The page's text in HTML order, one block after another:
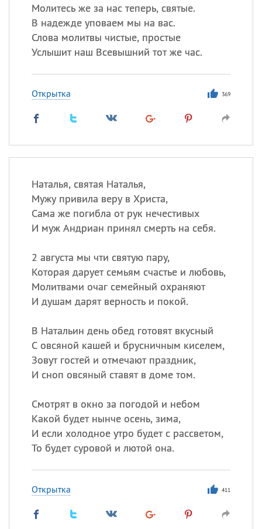
Молитесь же за нас теперь, святые.
В надежде уповаем мы на вас.
Слова молитвы чистые, простые
Услышит наш Всевышний тот же час.
Открытка 369
Наталья, святая Наталья,
Мужу привила веру в Христа,
Сама же погибла от рук нечестивых
И муж Андриан принял смерть на себя.
2 августа мы чти святую пару,
Которая дарует семьям счастье и любовь,
Молитвами очаг семейный охраняют
И душам дарят верность и покой.
В Натальин день обед готовят вкусный
С овсяной кашей и брусничным киселем,
Зовут гостей и отмечают праздник,
И сноп овсяный ставят в доме том.
Смотрят в окно за погодой и небом
Какой будет нынче осень, зима,
И если холодное утро будет с рассветом,
То будет суровой и лютой она.
Открытка 411